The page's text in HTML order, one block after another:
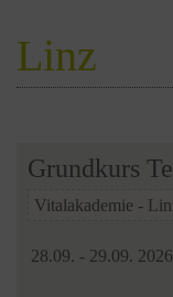
Linz
Grundkurs
Vitalakademie -
28.09. - 29.09.